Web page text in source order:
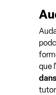
que